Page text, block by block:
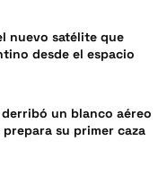
nuevo satélite que
desde el espacio
derribó un blanco aéreo
su primer caza